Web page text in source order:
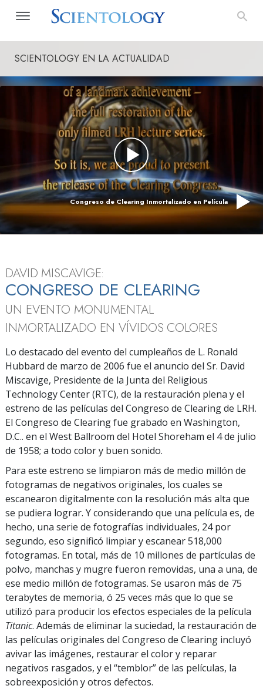
SCIENTOLOGY EN LA ACTUALIDAD
Congreso de Clearing Inmortalizado en Película
DAVID MISCAVIGE:
CONGRESO DE CLEARING
UN EVENTO MONUMENTAL
INMORTALIZADO EN VÍVIDOS COLORES
Lo destacado del evento del cumpleaños de L. Ronald
Hubbard de marzo de 2006 fue el anuncio del Sr. David
Miscavige, Presidente de la Junta del Religious
Technology Center (RTC), de la restauración plena y el
estreno de las películas del Congreso de Clearing de LRH.
El Congreso de Clearing fue grabado en Washington,
D.C.. en el West Ballroom del Hotel Shoreham el 4 de julio
de 1958; a todo color y buen sonido.
Para este estreno se limpiaron más de medio millón de
fotogramas de negativos originales, los cuales se
escanearon digitalmente con la resolución más alta que
se pudiera lograr. Y considerando que una película es, de
hecho, una serie de fotografías individuales, 24 por
segundo, eso significó limpiar y escanear 518,000
fotogramas. En total, más de 10 millones de partículas de
polvo, manchas y mugre fueron removidas, una a una, de
ese medio millón de fotogramas. Se usaron más de 75
terabytes de memoria, ó 25 veces más que lo que se
utilizó para producir los efectos especiales de la película
Titanic. Además de eliminar la suciedad, la restauración de
las películas originales del Congreso de Clearing incluyó
avivar las imágenes, restaurar el color y reparar
negativos rasgados, y el “temblor” de las películas, la
sobreexposición y otros defectos.